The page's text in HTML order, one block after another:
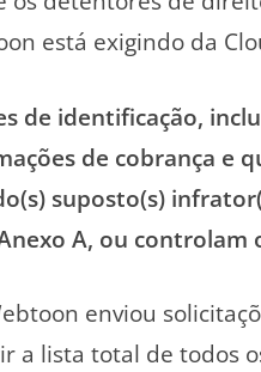
está exigindo da
de identificação,
de cobrança e
suposto(s)
A, ou controlam
enviou
a lista total de todos